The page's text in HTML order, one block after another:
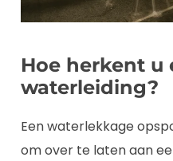
Hoe herkent u
waterleiding?
Een waterlekkage
om over te laten aan